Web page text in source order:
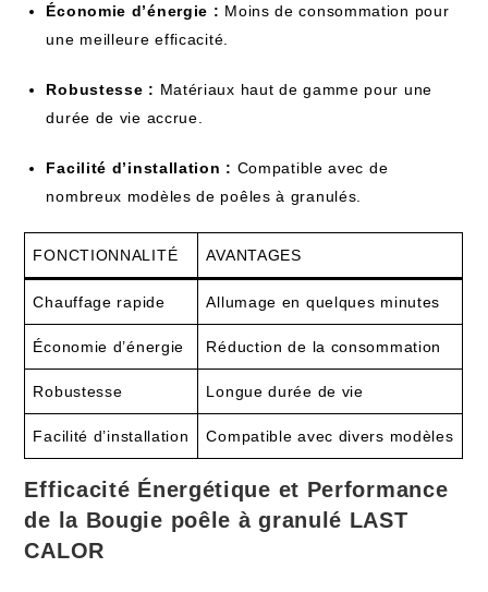
Économie d’énergie : Moins de consommation pour
une meilleure efficacité.
Robustesse : Matériaux haut de gamme pour une
durée de vie accrue.
Facilité d’installation : Compatible avec de
nombreux modèles de poêles à granulés.
FONCTIONNALITÉ AVANTAGES
Chauffage rapide Allumage en quelques minutes
Économie d’énergie Réduction de la consommation
Robustesse Longue durée de vie
Facilité d’installation Compatible avec divers modèles
Efficacité Énergétique et Performance
de la Bougie poêle à granulé LAST
CALOR